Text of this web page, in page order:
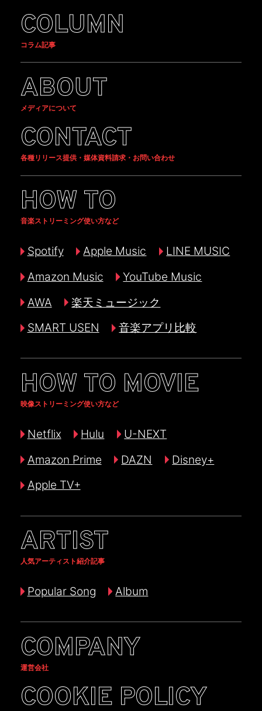
COLUMN
コラム記事
ABOUT
メディアについて
CONTACT
各種リリース提供・媒体資料請求・お問い合わせ
HOW TO
音楽ストリーミング使い方など
Spotify Apple Music
LINE MUSIC
Amazon Music
YouTube Music
AWA
楽天ミュージック
SMART USEN
音楽アプリ比較
HOW TO MOVIE
映像ストリーミング使い方など
Netflix Hulu
U-NEXT
Amazon Prime
DAZN
Disney+
Apple TV+
ARTIST
人気アーティスト紹介記事
Popular Song Album
COMPANY
運営会社
COOKIE POLICY